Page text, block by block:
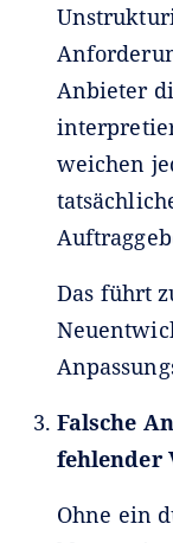
Anbieter
weichen
Das führt
Falsche
fehlender
Ohne ein